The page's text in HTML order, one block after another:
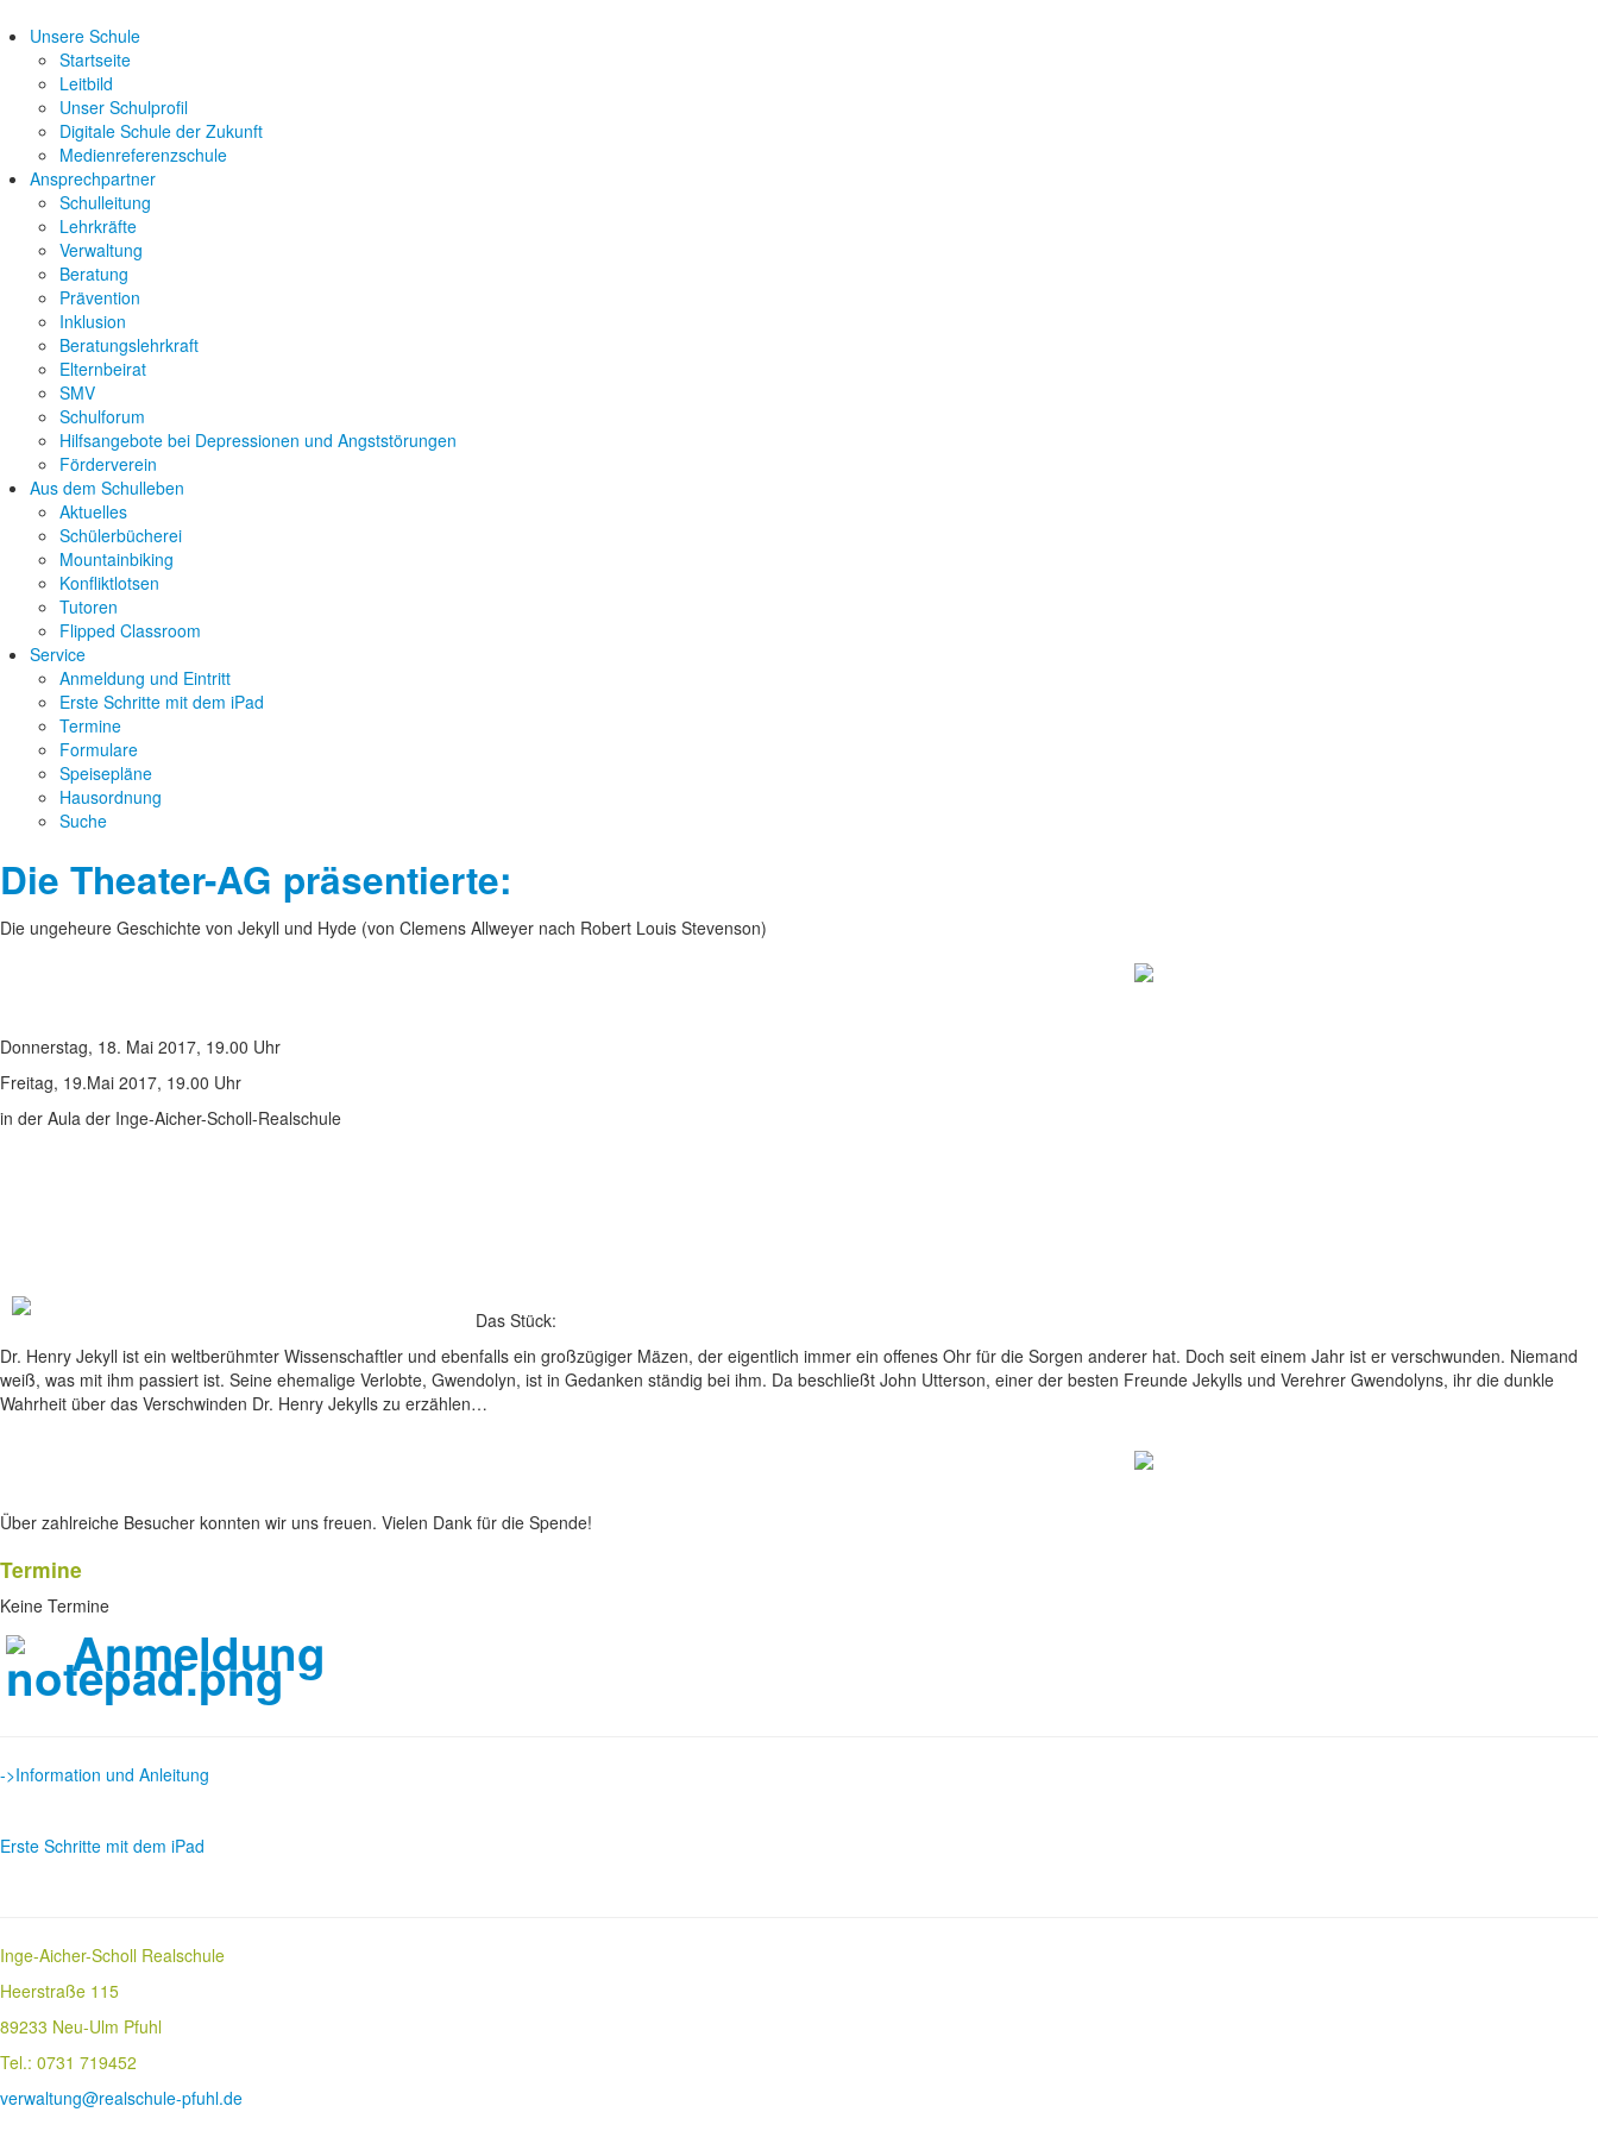
Unsere Schule
Startseite
Leitbild
Unser Schulprofil
Digitale Schule der Zukunft
Medienreferenzschule
Ansprechpartner
Schulleitung
Lehrkräfte
Verwaltung
Beratung
Prävention
Inklusion
Beratungslehrkraft
Elternbeirat
SMV
Schulforum
Hilfsangebote bei Depressionen und Angststörungen
Förderverein
Aus dem Schulleben
Aktuelles
Schülerbücherei
Mountainbiking
Konfliktlotsen
Tutoren
Flipped Classroom
Service
Anmeldung und Eintritt
Erste Schritte mit dem iPad
Termine
Formulare
Speisepläne
Hausordnung
Suche
Die Theater-AG präsentierte:
Die ungeheure Geschichte von Jekyll und Hyde (von Clemens Allweyer nach Robert Louis Stevenson)
Donnerstag, 18. Mai 2017, 19.00 Uhr
Freitag, 19.Mai 2017, 19.00 Uhr
in der Aula der Inge-Aicher-Scholl-Realschule
Das Stück:
Dr. Henry Jekyll ist ein weltberühmter Wissenschaftler und ebenfalls ein großzügiger Mäzen, der eigentlich immer ein offenes Ohr für die Sorgen anderer hat. Doch seit einem Jahr ist er verschwunden. Niemand
weiß, was mit ihm passiert ist. Seine ehemalige Verlobte, Gwendolyn, ist in Gedanken ständig bei ihm. Da beschließt John Utterson, einer der besten Freunde Jekylls und Verehrer Gwendolyns, ihr die dunkle
Wahrheit über das Verschwinden Dr. Henry Jekylls zu erzählen…
Über zahlreiche Besucher konnten wir uns freuen. Vielen Dank für die Spende!
Termine
Keine Termine
Anmeldung
->Information und Anleitung
Erste Schritte mit dem iPad
Inge-Aicher-Scholl Realschule
Heerstraße 115
89233 Neu-Ulm Pfuhl
Tel.: 0731 719452
verwaltung@realschule-pfuhl.de